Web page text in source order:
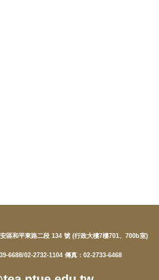
區和平東路二段 134 號 (行政大樓7樓701、700b室)
6688/02-2732-1104 傳真：02-2733-6468